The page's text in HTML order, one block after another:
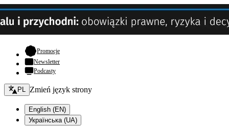
Promocje- otwiera się w nowej karcie
Newsletter
Podcasty
Zmień język - bieżący:
PL Zmień język strony
English (EN)
Українська (UA)